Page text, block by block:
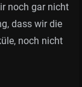
noch gar nicht
dass wir die
noch nicht